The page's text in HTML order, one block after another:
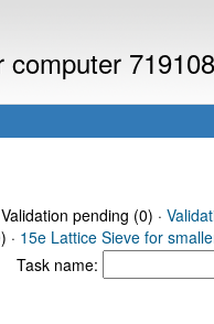
pending (0) ·
· 15e Lattice Sieve for
Task name: